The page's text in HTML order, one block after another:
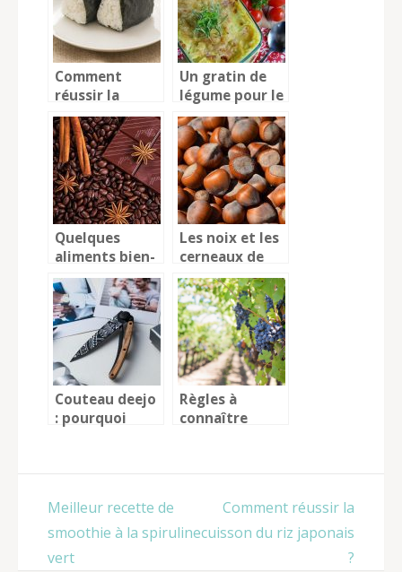
rapidement
Comment
réussir la
cuisson du riz
japonais ?
Un gratin de
légume pour le
grand plaisir
de toute la
famille
Quelques
aliments bien-
être à
consommer
souvent
Les noix et les
cerneaux de
noix, leurs
bienfaits sur
votre
organisme
Couteau deejo
: pourquoi
Règles à
connaître
Navigation
de
l’article
Meilleur recette de
smoothie à la spiruline
vert
Comment réussir la
cuisson du riz japonais
?